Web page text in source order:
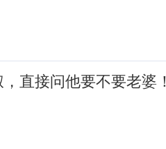
直接问他要不要老婆！